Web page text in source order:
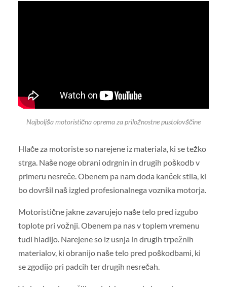
Najboljša motoristična oprema za priložnostne pustolovščine
Hlače za motoriste so narejene iz materiala, ki se težko
strga. Naše noge obrani odrgnin in drugih poškodb v
primeru nesreče. Obenem pa nam doda kanček stila, ki
bo dovršil naš izgled profesionalnega voznika motorja.
Motoristične jakne zavarujejo naše telo pred izgubo
toplote pri vožnji. Obenem pa nas v toplem vremenu
tudi hladijo. Narejene so iz usnja in drugih trpežnih
materialov, ki obranijo naše telo pred poškodbami, ki
se zgodijo pri padcih ter drugih nesrečah.